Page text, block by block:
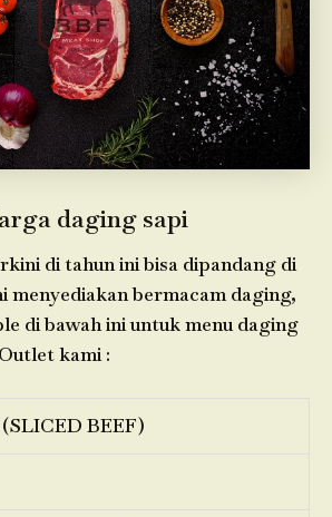
daging sapi
di tahun ini bisa dipandang di
bermacam daging,
di bawah ini untuk menu daging
kami :
BEEF)